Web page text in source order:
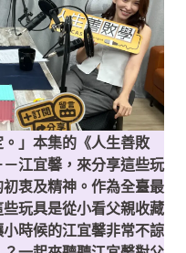
。」本集的《人生善敗
江宜馨，來分享這些玩
衷及精神。作為全臺最
玩具是從小看父親收藏
時候的江宜馨非常不諒